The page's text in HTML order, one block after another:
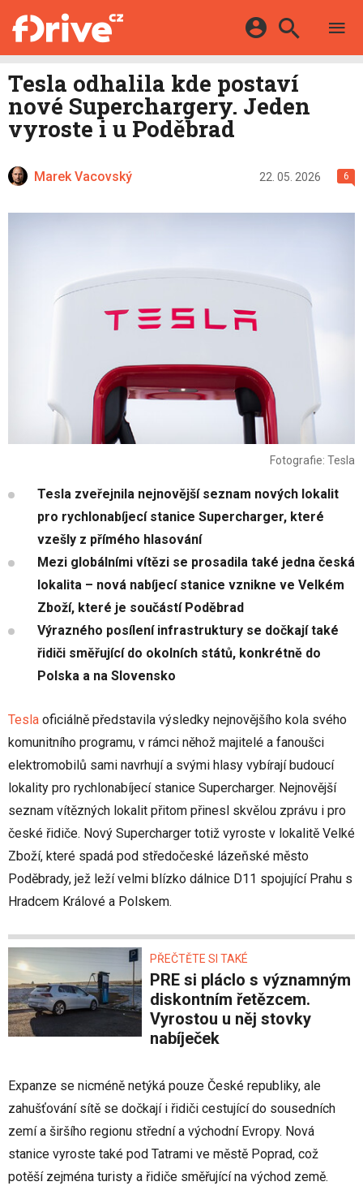
KATALOG
MAPA STANIC
VIDEA
DALŠÍ
HYBRIDY
E-MOTORSPORT
OSTATNÍ
Facebook Google
Tesla odhalila kde postaví
nové Superchargery. Jeden
vyroste i u Poděbrad
Marek Vacovský 22. 05. 2026 6
Fotografie: Tesla
Tesla zveřejnila nejnovější seznam nových lokalit
pro rychlonabíjecí stanice Supercharger, které
vzešly z přímého hlasování
Mezi globálními vítězi se prosadila také jedna česká
lokalita – nová nabíjecí stanice vznikne ve Velkém
Zboží, které je součástí Poděbrad
Výrazného posílení infrastruktury se dočkají také
řidiči směřující do okolních států, konkrétně do
Polska a na Slovensko
Tesla oficiálně představila výsledky nejnovějšího kola svého
komunitního programu, v rámci něhož majitelé a fanoušci
elektromobilů sami navrhují a svými hlasy vybírají budoucí
lokality pro rychlonabíjecí stanice Supercharger. Nejnovější
seznam vítězných lokalit přitom přinesl skvělou zprávu i pro
české řidiče. Nový Supercharger totiž vyroste v lokalitě Velké
Zboží, které spadá pod středočeské lázeňské město
Poděbrady, jež leží velmi blízko dálnice D11 spojující Prahu s
Hradcem Králové a Polskem.
PŘEČTĚTE SI TAKÉ
PRE si pláclo s významným
diskontním řetězcem.
Vyrostou u něj stovky
nabíječek
Expanze se nicméně netýká pouze České republiky, ale
zahušťování sítě se dočkají i řidiči cestující do sousedních
zemí a širšího regionu střední a východní Evropy. Nová
stanice vyroste také pod Tatrami ve městě Poprad, což
potěší zejména turisty a řidiče směřující na východ země.